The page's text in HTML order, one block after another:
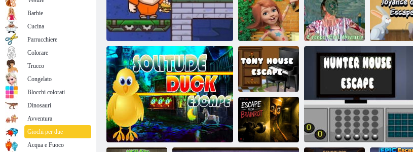
Money Movers 1
Nom Om:
Avventure
invernali
Escape From
The Silence 2 un
nuovo inizio
Rifugio degli
stregoni
100 porte giochi
di fuga da scuola
Nonna malvagia
inquietante
GIOCCIA
Tony House
Escape
Barbie
Cucina
Parrucchiere
Colorare
Trucco
Congelato
Blocchi colorati
Dinosauri
Avventura
Giochi per due
Acqua e Fuoco